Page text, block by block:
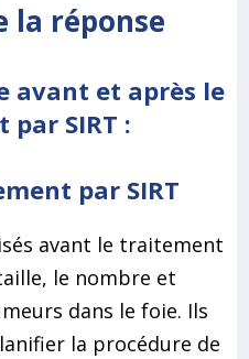
la réponse
avant et après le
SIRT :
par SIRT
avant le traitement
le nombre et
dans le foie. Ils
la procédure de